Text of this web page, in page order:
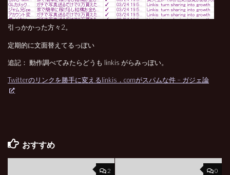
引っかかった方々2。
定期的に文面替えてるっぽい
追記： 動作調べてみたらどうも linkis がらみっぽい。
Twitterのリンクを勝手に変えるlinkis．comがスパムな件 – ガジェ論
おすすめ
2 0